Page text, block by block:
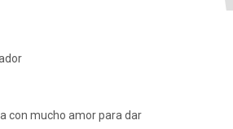
con mucho amor para dar